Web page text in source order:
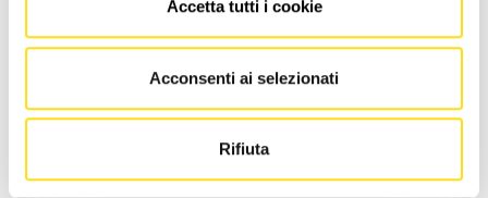
Accetta tutti i cookie
Acconsenti ai selezionati
Rifiuta
Udine, i pro-palestina
scalpitano per un incontro
07 Luglio 2024
OFI FVG: "Sulle patologie
diretto al fisioterapista"
12 Novembre 2023